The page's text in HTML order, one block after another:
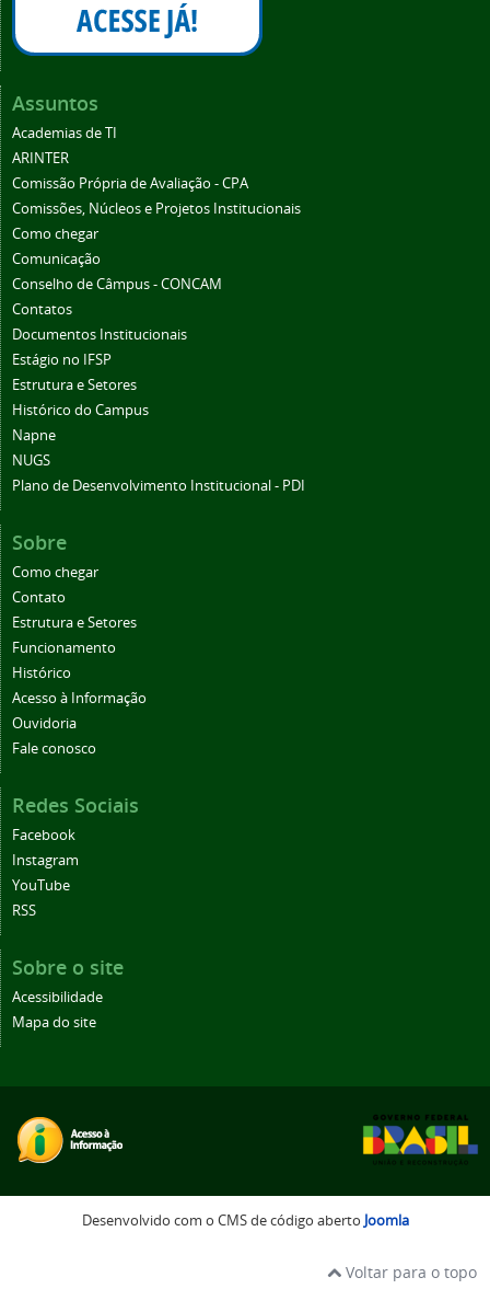
Assuntos
Academias de TI
ARINTER
Comissão Própria de Avaliação - CPA
Comissões, Núcleos e Projetos Institucionais
Como chegar
Comunicação
Conselho de Câmpus - CONCAM
Contatos
Documentos Institucionais
Estágio no IFSP
Estrutura e Setores
Histórico do Campus
Napne
NUGS
Plano de Desenvolvimento Institucional - PDI
Sobre
Como chegar
Contato
Estrutura e Setores
Funcionamento
Histórico
Acesso à Informação
Ouvidoria
Fale conosco
Redes Sociais
Facebook
Instagram
YouTube
RSS
Sobre o site
Acessibilidade
Mapa do site
Desenvolvido com o CMS de código aberto Joomla
Voltar para o topo